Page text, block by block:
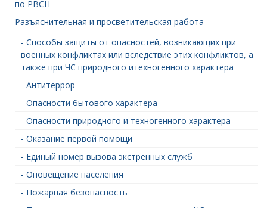
по РВСН
Разъяснительная и просветительская работа
- Способы защиты от опасностей, возникающих при
военных конфликтах или вследствие этих конфликтов, а
также при ЧС природного итехногенного характера
- Антитеррор
- Опасности бытового характера
- Опасности природного и техногенного характера
- Оказание первой помощи
- Единый номер вызова экстренных служб
- Оповещение населения
- Пожарная безопасность